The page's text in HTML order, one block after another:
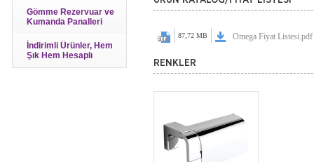
Gömme Rezervuar ve
Kumanda Panalleri
İndirimli Ürünler, Hem
Şık Hem Hesaplı
87,72 MB Omega Fiyat Listesi.pdf
RENKLER